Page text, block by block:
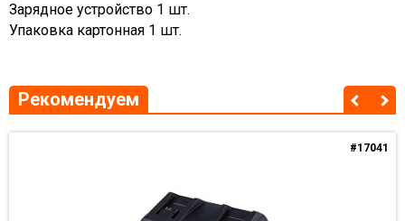
Зарядное устройство 1 шт.
Упаковка картонная 1 шт.
Рекомендуем
#17041